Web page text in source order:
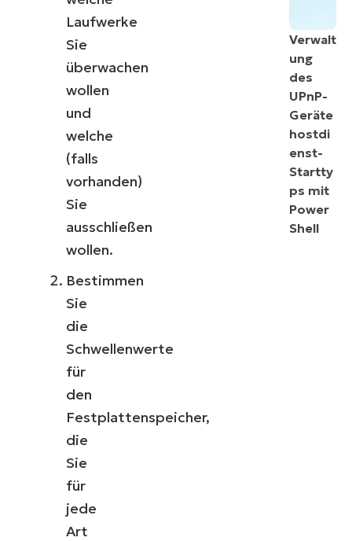
Laufwerke
Sie
überwachen
wollen
und
welche
(falls
vorhanden)
Sie
ausschließen
wollen.
Bestimmen
Sie
die
Schwellenwerte
für
den
Festplattenspeicher,
die
Sie
für
jede
Art
Verwalt
ung
des
UPnP-
Geräte
hostdi
enst-
Startty
ps mit
Power
Shell